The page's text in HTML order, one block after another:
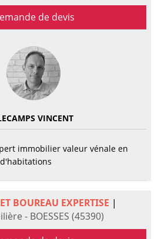
de devis
VINCENT
immobilier valeur vénale en
BOUREAU EXPERTISE |
- BOESSES (45390)